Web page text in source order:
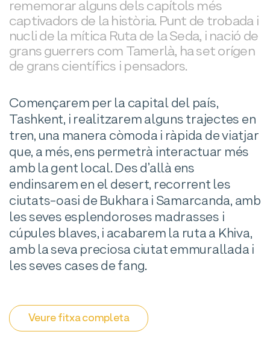
rememorar alguns dels capítols més
captivadors de la història. Punt de trobada i
nucli de la mítica Ruta de la Seda, i nació de
grans guerrers com Tamerlà, ha set orígen
de grans científics i pensadors.
Començarem per la capital del país,
Tashkent, i realitzarem alguns trajectes en
tren, una manera còmoda i ràpida de viatjar
que, a més, ens permetrà interactuar més
amb la gent local. Des d’allà ens
endinsarem en el desert, recorrent les
ciutats-oasi de Bukhara i Samarcanda, amb
les seves esplendoroses madrasses i
cúpules blaves, i acabarem la ruta a Khiva,
amb la seva preciosa ciutat emmurallada i
les seves cases de fang.
Veure fitxa completa